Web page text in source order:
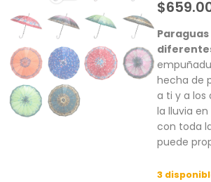
$
Paraguas
hecha de
a ti y a los
la lluvia en
con toda
puede
3